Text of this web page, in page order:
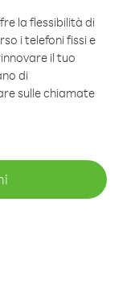
la flessibilità di
i telefoni fissi e
il tuo
di
sulle chiamate